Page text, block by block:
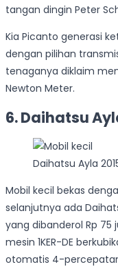
tangan dingin Peter
Kia Picanto generasi
dengan pilihan
tenaganya diklaim
Newton Meter.
6. Daihatsu
Daihatsu Ayla
Mobil kecil bekas
selanjutnya ada
yang dibanderol Rp 75
mesin 1KER-DE
otomatis 4-